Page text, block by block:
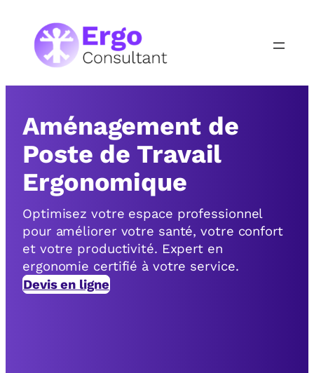
contenu
Aménagement de
Poste de Travail
Ergonomique
Optimisez votre espace professionnel
pour améliorer votre santé, votre confort
et votre productivité. Expert en
ergonomie certifié à votre service.
Devis en ligne